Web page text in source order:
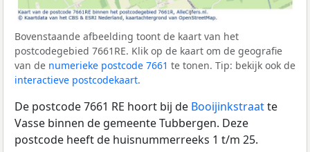
Bovenstaande afbeelding toont de kaart van het
postcodegebied 7661RE. Klik op de kaart om de geografie
van de numerieke postcode 7661 te tonen. Tip: bekijk ook de
interactieve postcodekaart.
De postcode 7661 RE hoort bij de Booijinkstraatte
Vasse binnen de gemeente Tubbergen. Deze
postcode heeft de huisnummerreeks 1 t/m 25.